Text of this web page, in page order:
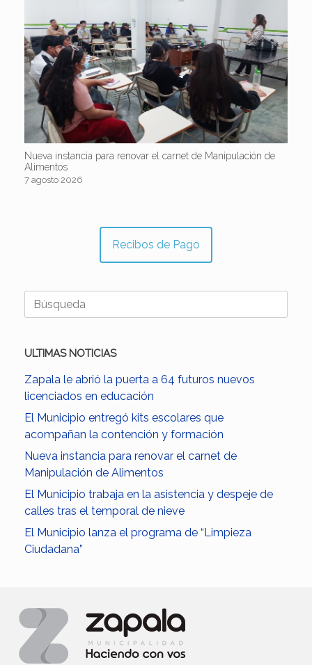
Nueva instancia para renovar el carnet de Manipulación de
Alimentos
7 agosto 2026
Recibos de Pago
Buscar:
ULTIMAS NOTICIAS
Zapala le abrió la puerta a 64 futuros nuevos
licenciados en educación
El Municipio entregó kits escolares que
acompañan la contención y formación
Nueva instancia para renovar el carnet de
Manipulación de Alimentos
El Municipio trabaja en la asistencia y despeje de
calles tras el temporal de nieve
El Municipio lanza el programa de “Limpieza
Ciudadana”